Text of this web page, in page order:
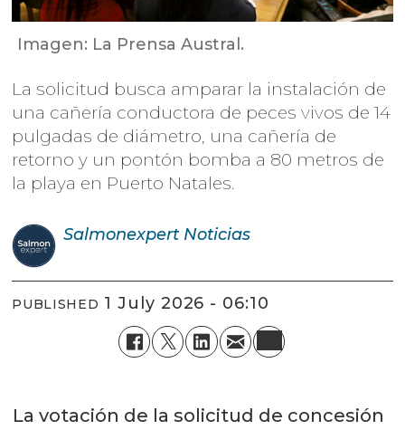
Imagen: La Prensa Austral.
La solicitud busca amparar la instalación de
una cañería conductora de peces vivos de 14
pulgadas de diámetro, una cañería de
retorno y un pontón bomba a 80 metros de
la playa en Puerto Natales.
Salmonexpert Noticias
PUBLISHED 1 July 2026 - 06:10
La votación de la solicitud de concesión